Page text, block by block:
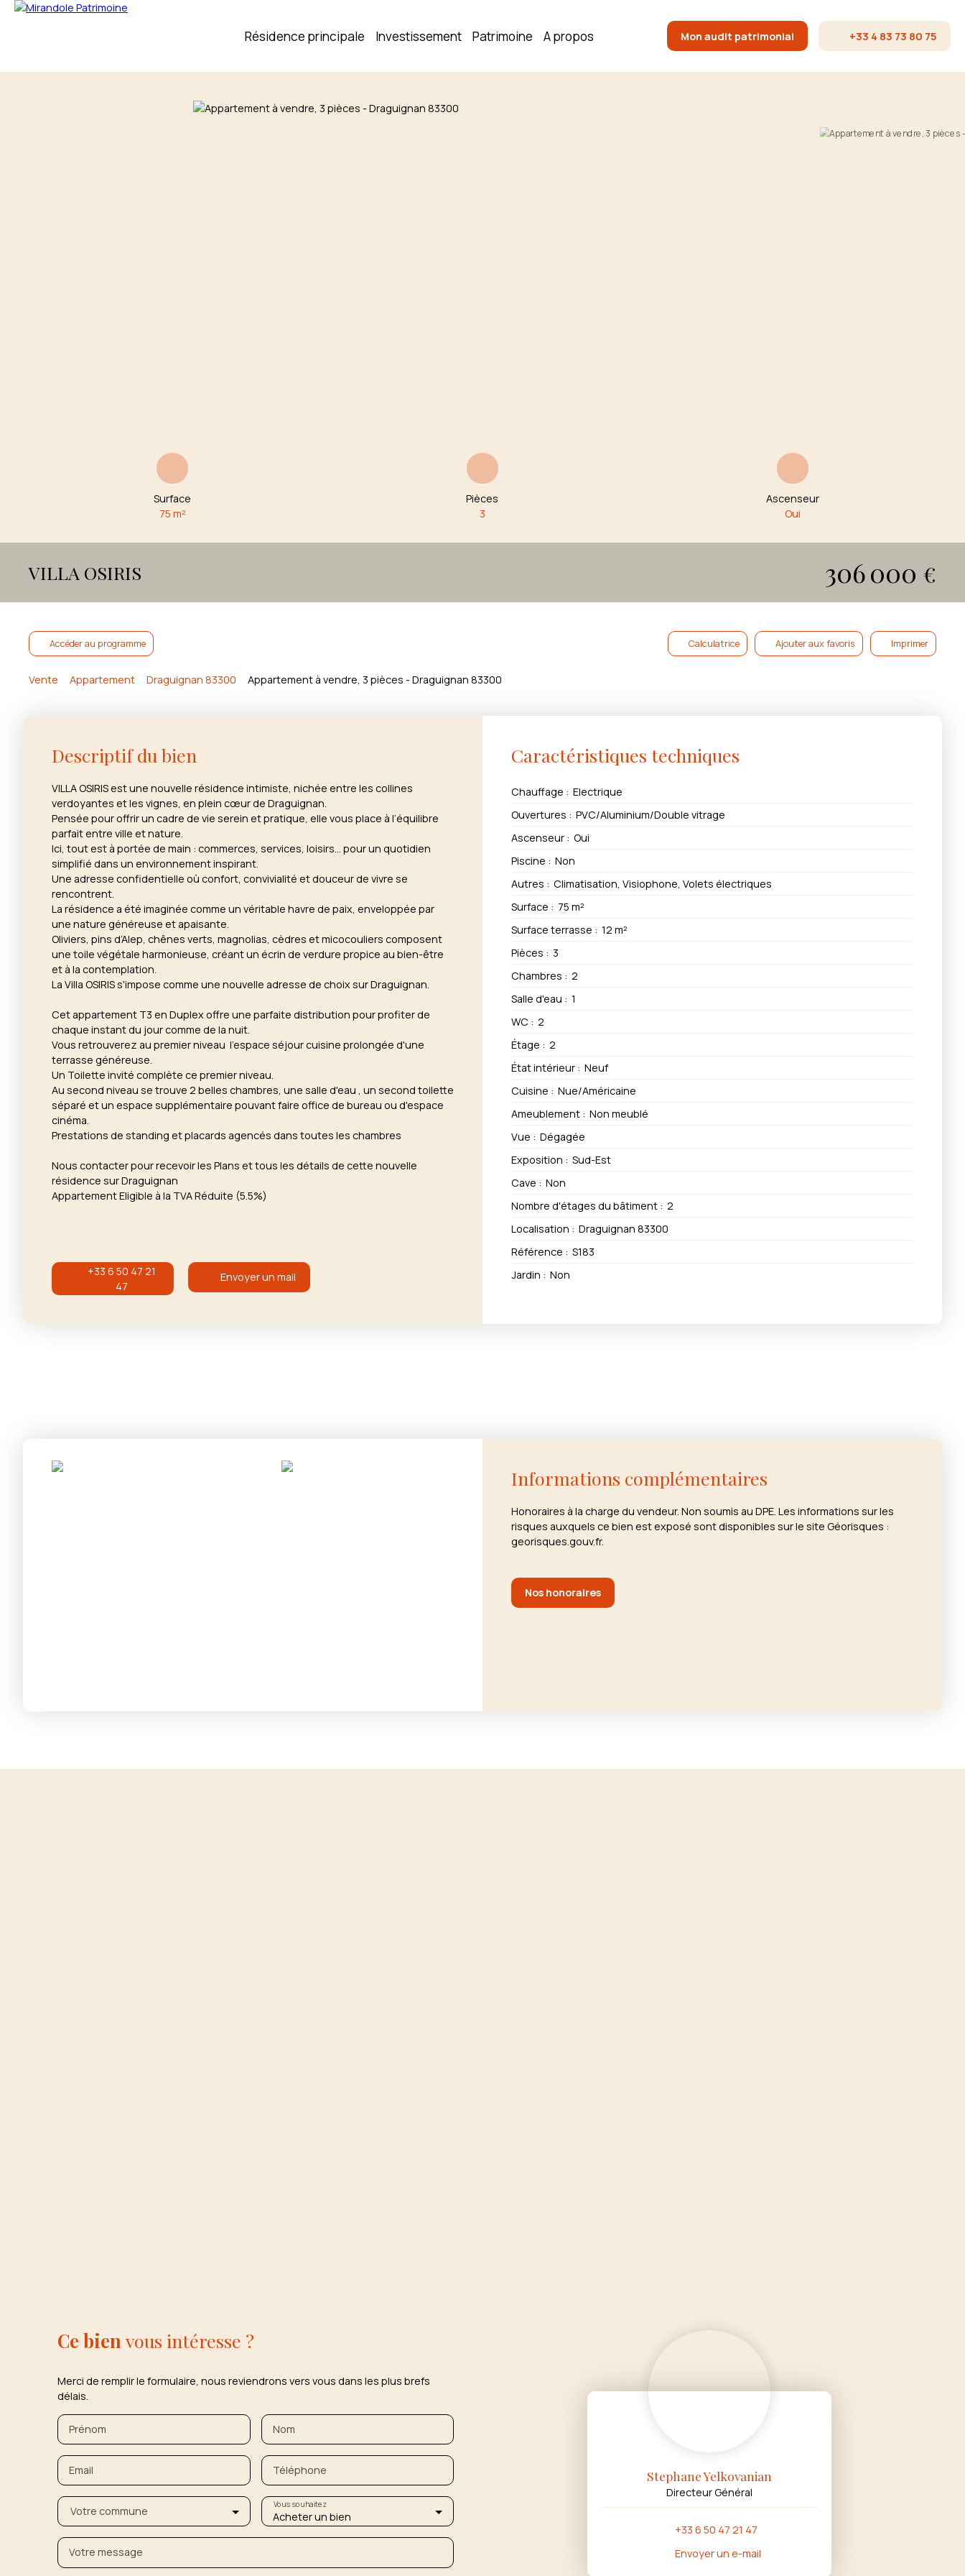
Résidence principale Investissement Patrimoine A propos Mon audit patrimonial +33 4 83 73 80 75
Surface
75 m²
Pièces
3
Ascenseur
Oui
VILLA OSIRIS 306 000 €
Accéder au programme Calculatrice Ajouter aux favoris Imprimer
Vente Appartement Draguignan 83300 Appartement à vendre, 3 pièces - Draguignan 83300
Descriptif du bien
VILLA OSIRIS est une nouvelle résidence intimiste, nichée entre les collines
verdoyantes et les vignes, en plein cœur de Draguignan.
Pensée pour offrir un cadre de vie serein et pratique, elle vous place à l’équilibre
parfait entre ville et nature.
Ici, tout est à portée de main : commerces, services, loisirs... pour un quotidien
simplifié dans un environnement inspirant.
Une adresse confidentielle où confort, convivialité et douceur de vivre se
rencontrent.
La résidence a été imaginée comme un véritable havre de paix, enveloppée par
une nature généreuse et apaisante.
Oliviers, pins d’Alep, chênes verts, magnolias, cèdres et micocouliers composent
une toile végétale harmonieuse, créant un écrin de verdure propice au bien-être
et à la contemplation.
La Villa OSIRIS s'impose comme une nouvelle adresse de choix sur Draguignan.
Cet appartement T3 en Duplex offre une parfaite distribution pour profiter de
chaque instant du jour comme de la nuit.
Vous retrouverez au premier niveau l'espace séjour cuisine prolongée d'une
terrasse généreuse.
Un Toilette invité complète ce premier niveau.
Au second niveau se trouve 2 belles chambres, une salle d'eau , un second toilette
séparé et un espace supplémentaire pouvant faire office de bureau ou d'espace
cinéma.
Prestations de standing et placards agencés dans toutes les chambres
Nous contacter pour recevoir les Plans et tous les détails de cette nouvelle
résidence sur Draguignan
Appartement Eligible à la TVA Réduite (5.5%)
+33 6 50 47 21
47
Envoyer un mail
Caractéristiques techniques
Chauffage : Electrique
Ouvertures : PVC/Aluminium/Double vitrage
Ascenseur : Oui
Piscine : Non
Autres : Climatisation, Visiophone, Volets électriques
Surface : 75 m²
Surface terrasse : 12 m²
Pièces : 3
Chambres : 2
Salle d'eau : 1
WC : 2
Étage : 2
État intérieur : Neuf
Cuisine : Nue/Américaine
Ameublement : Non meublé
Vue : Dégagée
Exposition : Sud-Est
Cave : Non
Nombre d'étages du bâtiment : 2
Localisation : Draguignan 83300
Référence : S183
Jardin : Non
Informations complémentaires
Honoraires à la charge du vendeur. Non soumis au DPE. Les informations sur les
risques auxquels ce bien est exposé sont disponibles sur le site Géorisques :
georisques.gouv.fr.
Nos honoraires
Ce bien vous intéresse ?
Merci de remplir le formulaire, nous reviendrons vers vous dans les plus brefs
délais.
Prénom Nom
Email Téléphone
Votre commune Acheter un bien
Vous souhaitez
Votre message
Stephane Yelkovanian
Directeur Général
+33 6 50 47 21 47
Envoyer un e-mail